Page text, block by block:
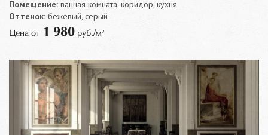
Помещение: ванная комната, коридор, кухня
Оттенок: бежевый, серый
Цена от 1 980 руб./м²